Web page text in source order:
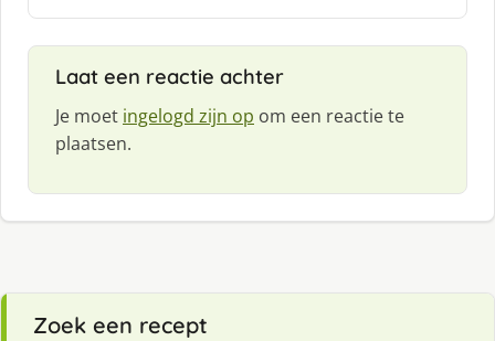
:
Laat een reactie achter
Je moet ingelogd zijn op om een reactie te
plaatsen.
Zoek een recept